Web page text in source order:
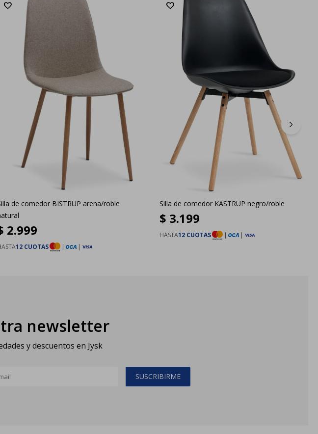
de comedor BISTRUP arena/roble
2.999
12 CUOTAS | |
Silla de comedor KASTRUP negro/roble
$ 3.199
HASTA12 CUOTAS | |
newsletter
y descuentos en Jysk
SUSCRIBIRME